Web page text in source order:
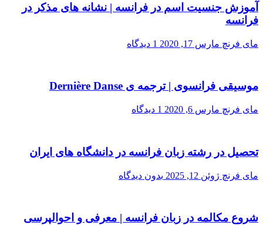
آموزش جنسیت اسم در فرانسه | نشانه های مذکر در
فرانسه
مای فرنچ مارس 17, 2020 1 دیدگاه
موسیقی فرانسوی | ترجمه ی Dernière Danse
مای فرنچ مارس 6, 2020 1 دیدگاه
تحصیل در رشته زبان فرانسه در دانشگاه های ایران
مای فرنچ ژوئن 12, 2025 بدون دیدگاه
شروع مکالمه در زبان فرانسه | معرفی و احوالپرسی